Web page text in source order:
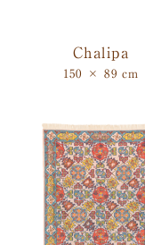
Chalipa
150 × 89 cm